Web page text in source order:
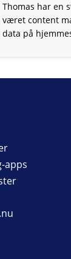
Thomas har en
været content
data på
apps